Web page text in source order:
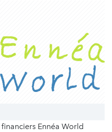
Ennéa World